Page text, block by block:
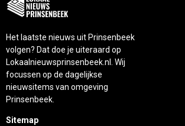
Het laatste nieuws uit Prinsenbeek
volgen? Dat doe je uiteraard op
Lokaalnieuwsprinsenbeek.nl. Wij
focussen op de dagelijkse
nieuwsitems van omgeving
Prinsenbeek.
Sitemap